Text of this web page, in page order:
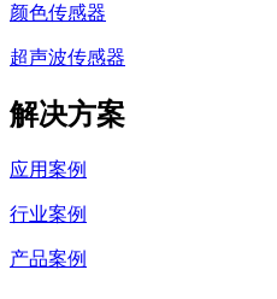
颜色传感器
超声波传感器
解决方案
应用案例
行业案例
产品案例